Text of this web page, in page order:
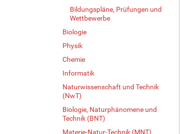
Bildungspläne, Prüfungen und
Wettbewerbe
Biologie
Physik
Chemie
Informatik
Naturwissenschaft und Technik
(NwT)
Biologie, Naturphänomene und
Technik (BNT)
Materie-Natur-Technik (MNT)